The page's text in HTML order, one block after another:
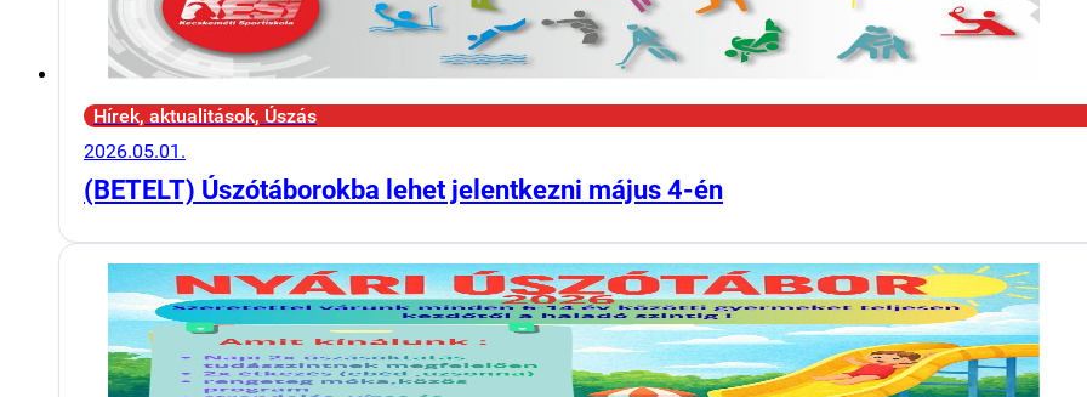
Hírek, aktualitások, Úszás
2026.05.01.
(BETELT) Úszótáborokba lehet jelentkezni május 4-én